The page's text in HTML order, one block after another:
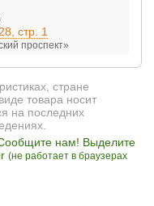
стр. 1
проспект»
стране
товара носит
на последних
нам! Выделите
(не работает в браузерах